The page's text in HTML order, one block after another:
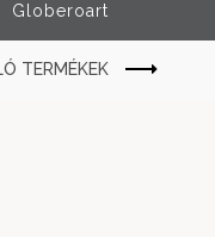
Globeroart